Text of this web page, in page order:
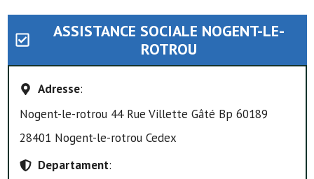
ASSISTANCE SOCIALE NOGENT-LE-
ROTROU
Adresse:
Nogent-le-rotrou 44 Rue Villette Gâté Bp 60189
28401 Nogent-le-rotrou Cedex
Departament: